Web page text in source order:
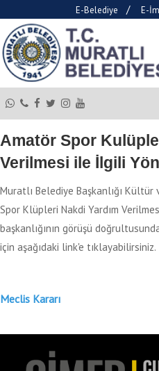
E-Belediye / E-
Amatör Spor
Verilmesi ile İlgili
Muratlı Belediye Başkanlığı
Spor Klüpleri Nakdi Yardım
başkanlığının görüşü
için aşağıdaki link'e tıklayabilirsiniz.
Meclis Kararı